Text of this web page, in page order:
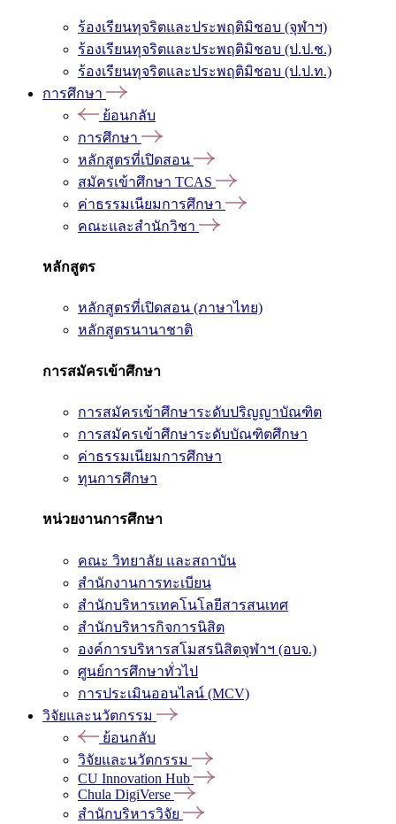
ร้องเรียนทุจริตและประพฤติมิชอบ (จุฬาฯ)
ร้องเรียนทุจริตและประพฤติมิชอบ (ป.ป.ช.)
ร้องเรียนทุจริตและประพฤติมิชอบ (ป.ป.ท.)
การศึกษา
ย้อนกลับ
การศึกษา
หลักสูตรที่เปิดสอน
สมัครเข้าศึกษา TCAS
ค่าธรรมเนียมการศึกษา
คณะและสำนักวิชา
หลักสูตร
หลักสูตรที่เปิดสอน (ภาษาไทย)
หลักสูตรนานาชาติ
การสมัครเข้าศึกษา
การสมัครเข้าศึกษาระดับปริญญาบัณฑิต
การสมัครเข้าศึกษาระดับบัณฑิตศึกษา
ค่าธรรมเนียมการศึกษา
ทุนการศึกษา
หน่วยงานการศึกษา
คณะ วิทยาลัย และสถาบัน
สำนักงานการทะเบียน
สำนักบริหารเทคโนโลยีสารสนเทศ
สำนักบริหารกิจการนิสิต
องค์การบริหารสโมสรนิสิตจุฬาฯ (อบจ.)
ศูนย์การศึกษาทั่วไป
การประเมินออนไลน์ (MCV)
วิจัยและนวัตกรรม
ย้อนกลับ
วิจัยและนวัตกรรม
CU Innovation Hub
Chula DigiVerse
สำนักบริหารวิจัย